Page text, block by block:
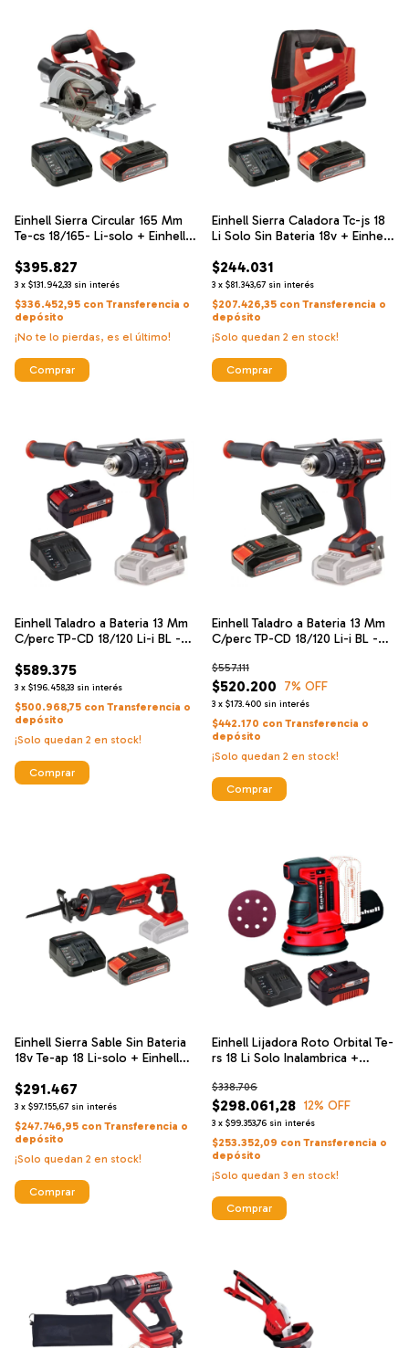
Einhell Sierra Circular 165 Mm
Te-cs 18/165- Li-solo + Einhell
Bateria 18 V 2.5 Ah
$395.827
3 x $131.942,33 sin interés
$336.452,95 con Transferencia o
depósito
¡No te lo pierdas, es el último!
Einhell Sierra Caladora Tc-js 18
Li Solo Sin Bateria 18v + Einhell
Bateria 18 V 2.5 Ah
$244.031
3 x $81.343,67 sin interés
$207.426,35 con Transferencia o
depósito
¡Solo quedan 2 en stock!
Einhell Taladro a Bateria 13 Mm
C/perc TP-CD 18/120 Li-i BL -
Cargador De Alta Velocidad Y
Bateria 18 V 4 Ah
$589.375
3 x $196.458,33 sin interés
$500.968,75 con Transferencia o
depósito
¡Solo quedan 2 en stock!
Einhell Taladro a Bateria 13 Mm
C/perc TP-CD 18/120 Li-i BL -
Cargador De Alta Velocidad Y
Bateria 18 V 2.5 Ah
$520.200
$557.111
7% OFF
3 x $173.400 sin interés
$442.170 con Transferencia o
depósito
¡Solo quedan 2 en stock!
Einhell Sierra Sable Sin Bateria
18v Te-ap 18 Li-solo + Einhell
Bateria 18 V 2.5 Ah
$291.467
3 x $97.155,67 sin interés
$247.746,95 con Transferencia o
depósito
¡Solo quedan 2 en stock!
Einhell Lijadora Roto Orbital Te-
rs 18 Li Solo Inalambrica +
Velocidad Y Bateria 18 V 4 Ah
$298.061,28
$338.706
12% OFF
3 x $99.353,76 sin interés
$253.352,09 con Transferencia o
depósito
¡Solo quedan 3 en stock!